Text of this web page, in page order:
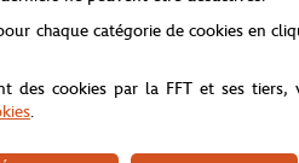
légendaire. Les bords-côtes
sur la partie inférieure gauche
des passionnés de tennis, à porter
chaque catégorie de cookies en
des cookies par la FFT et ses tiers,
.